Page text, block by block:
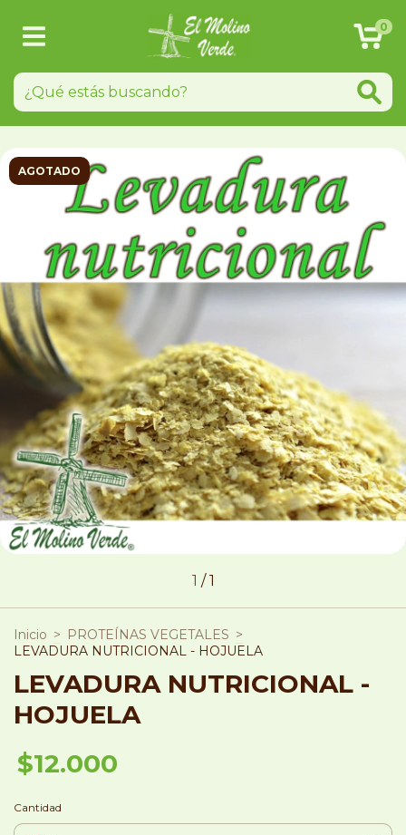
0
AGOTADO
1 /1
Inicio > PROTEÍNAS VEGETALES >
LEVADURA NUTRICIONAL - HOJUELA
LEVADURA NUTRICIONAL -
HOJUELA
$12.000
Cantidad